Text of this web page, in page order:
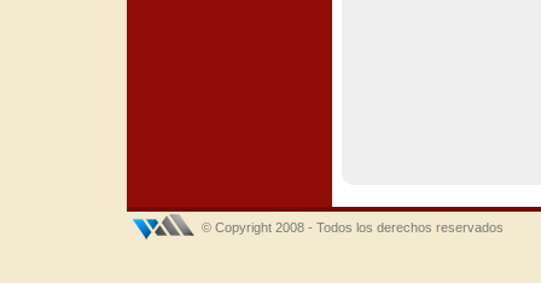
© Copyright 2008 - Todos los derechos reservados